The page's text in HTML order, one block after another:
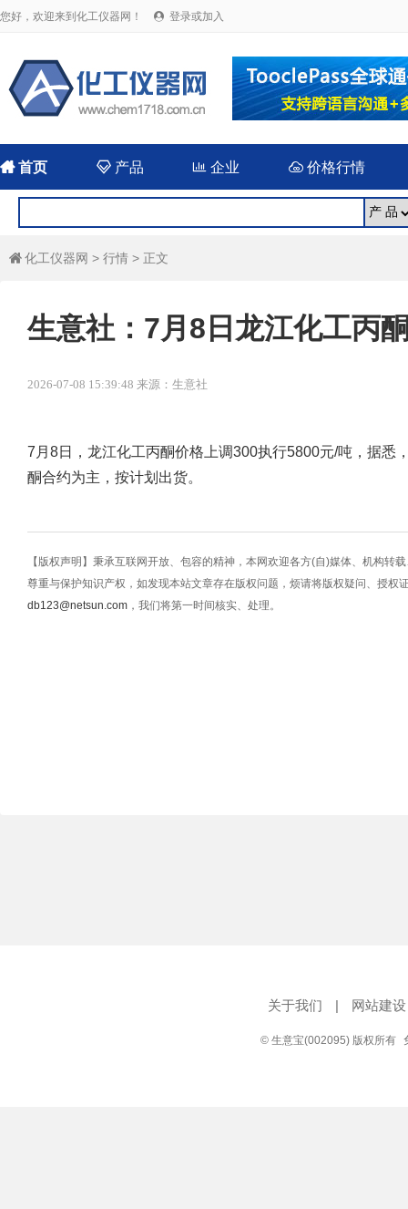
您好，欢迎来到化工仪器网！  登录或加入
首页 产品  企业 价格行情
 化工仪器网 > 行情 > 正文
生意社：7月8日龙江化工丙
2026-07-08 15:39:48 来源：生意社
7月8日，龙江化工丙酮价格上调300执行5800元/吨，据悉
酮合约为主，按计划出货。
【版权声明】秉承互联网开放、包容的精神，本网欢迎各方(自)媒体、机构转
尊重与保护知识产权，如发现本站文章存在版权问题，烦请将版权疑问、授权
db123@netsun.com ，我们将第一时间核实、处理。
关于我们 | 网站建设
© 生意宝(002095) 版权所有